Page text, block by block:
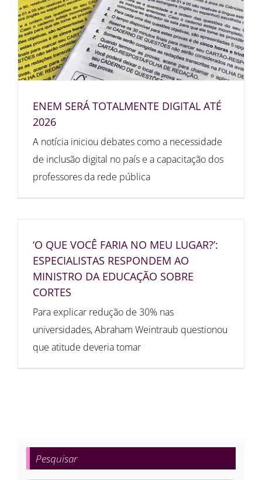
ENEM SERÁ TOTALMENTE DIGITAL ATÉ
2026
A notícia iniciou debates como a necessidade
de inclusão digital no país e a capacitação dos
professores da rede pública
‘O QUE VOCÊ FARIA NO MEU LUGAR?’:
ESPECIALISTAS RESPONDEM AO
MINISTRO DA EDUCAÇÃO SOBRE
CORTES
Para explicar redução de 30% nas
universidades, Abraham Weintraub questionou
que atitude deveria tomar
Pesquisar